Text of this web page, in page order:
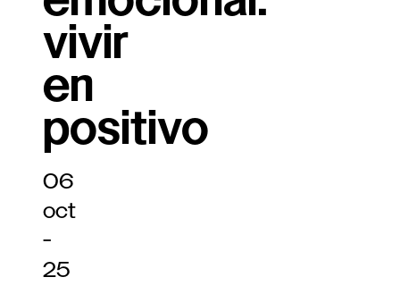
vivir
en
positivo
06
oct
-
25